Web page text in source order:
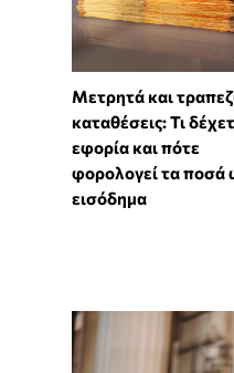
Μετρητά και
καταθέσεις: Τι
εφορία και πότε
φορολογεί τα ποσά
εισόδημα